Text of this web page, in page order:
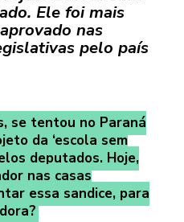
Ele foi mais
nas
pelo país
se tentou no Paraná
da ‘escola sem
deputados. Hoje,
nas casas
essa sandice, para